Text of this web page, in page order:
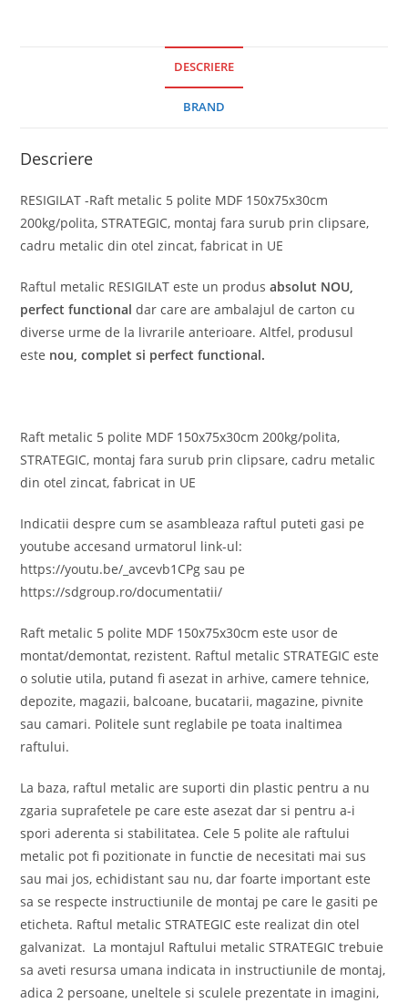
DESCRIERE
BRAND
Descriere
RESIGILAT -Raft metalic 5 polite MDF 150x75x30cm
200kg/polita, STRATEGIC, montaj fara surub prin clipsare,
cadru metalic din otel zincat, fabricat in UE
Raftul metalic RESIGILAT este un produsabsolut NOU,
perfect functional dar care are ambalajul de carton cu
diverse urme de la livrarile anterioare. Altfel, produsul
este nou, complet si perfect functional.
Raft metalic 5 polite MDF 150x75x30cm 200kg/polita,
STRATEGIC, montaj fara surub prin clipsare, cadru metalic
din otel zincat, fabricat in UE
Indicatii despre cum se asambleaza raftul puteti gasi pe
youtube accesand urmatorul link-ul:
https://youtu.be/_avcevb1CPg sau pe
https://sdgroup.ro/documentatii/
Raft metalic 5 polite MDF 150x75x30cm este usor de
montat/demontat, rezistent. Raftul metalic STRATEGIC este
o solutie utila, putand fi asezat in arhive, camere tehnice,
depozite, magazii, balcoane, bucatarii, magazine, pivnite
sau camari. Politele sunt reglabile pe toata inaltimea
raftului.
La baza, raftul metalic are suporti din plastic pentru a nu
zgaria suprafetele pe care este asezat dar si pentru a-i
spori aderenta si stabilitatea. Cele 5 polite ale raftului
metalic pot fi pozitionate in functie de necesitati mai sus
sau mai jos, echidistant sau nu, dar foarte important este
sa se respecte instructiunile de montaj pe care le gasiti pe
eticheta. Raftul metalic STRATEGIC este realizat din otel
galvanizat. La montajul Raftului metalic STRATEGIC trebuie
sa aveti resursa umana indicata in instructiunile de montaj,
adica 2 persoane, uneltele si sculele prezentate in imagini,